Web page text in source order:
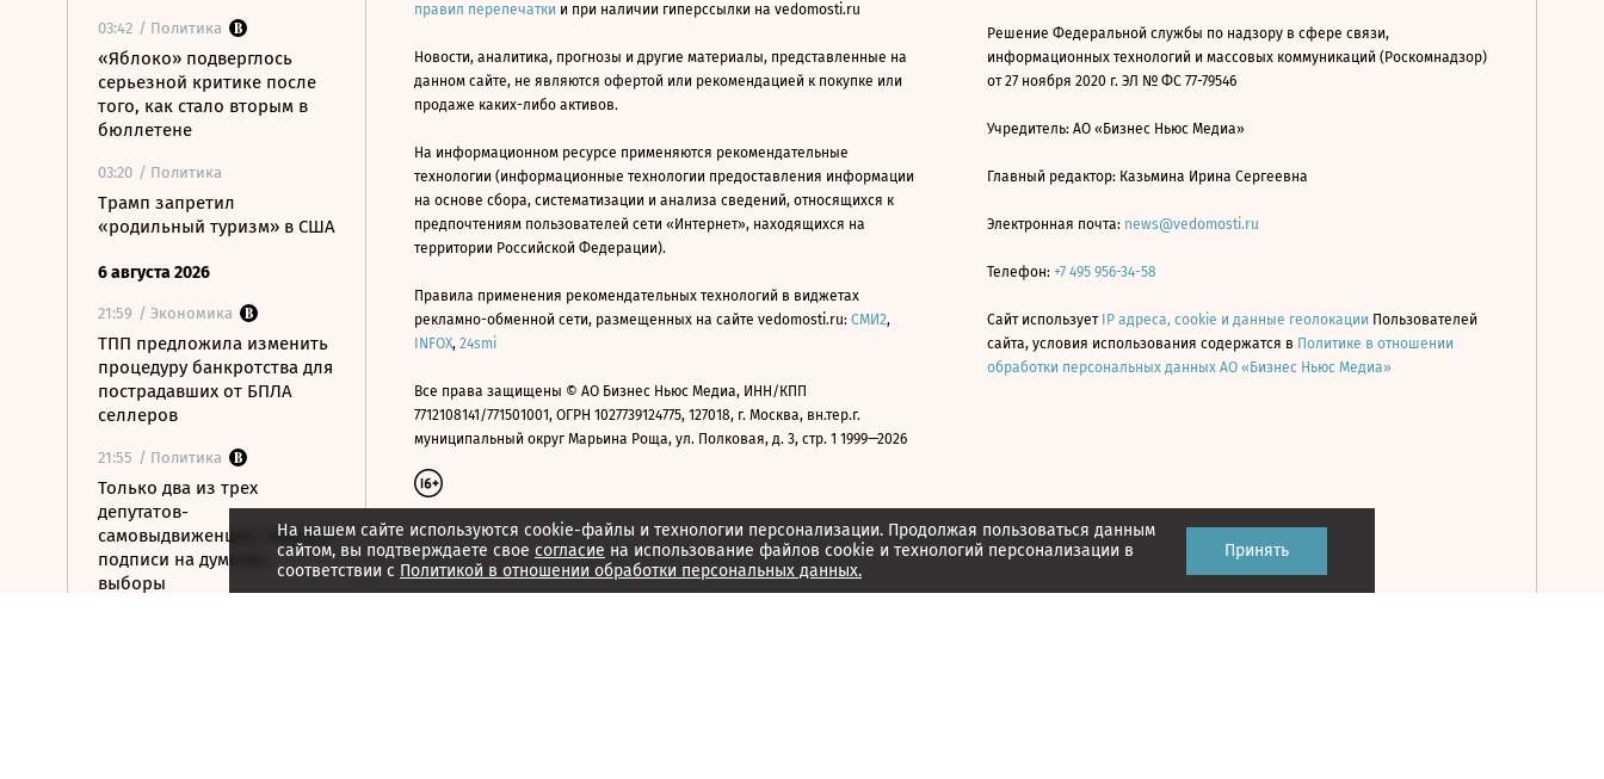
03:42 / Политика
«Яблоко» подверглось
серьезной критике после
того, как стало вторым в
бюллетене
03:20 / Политика
Трамп запретил
«родильный туризм» в США
6 августа 2026
21:59 / Экономика
ТПП предложила изменить
процедуру банкротства для
пострадавших от БПЛА
селлеров
21:55 / Политика
Только два из трех
депутатов-
самовыдвиженцев собрали
подписи на думские
выборы
На нашем сайте используются cookie-файлы и технологии персонализации. Продолжая пользоваться данным
сайтом, вы подтверждаете свое согласие на использование файлов cookie и технологий персонализации в
соответствии с Политикой в отношении обработки персональных данных.
Принять
правил перепечатки и при наличии гиперссылки на vedomosti.ru
Новости, аналитика, прогнозы и другие материалы, представленные на
данном сайте, не являются офертой или рекомендацией к покупке или
продаже каких-либо активов.
На информационном ресурсе применяются рекомендательные
технологии (информационные технологии предоставления информации
на основе сбора, систематизации и анализа сведений, относящихся к
предпочтениям пользователей сети «Интернет», находящихся на
территории Российской Федерации).
Правила применения рекомендательных технологий в виджетах
рекламно-обменной сети, размещенных на сайте vedomosti.ru: СМИ2,
INFOX, 24smi
Все права защищены © АО Бизнес Ньюс Медиа, ИНН/КПП
7712108141/771501001, ОГРН 1027739124775, 127018, г. Москва, вн.тер.г.
муниципальный округ Марьина Роща, ул. Полковая, д. 3, стр. 1 1999—2026
Решение Федеральной службы по надзору в сфере связи,
информационных технологий и массовых коммуникаций (Роскомнадзор)
от 27 ноября 2020 г. ЭЛ № ФС 77-79546
Учредитель: АО «Бизнес Ньюс Медиа»
Главный редактор: Казьмина Ирина Сергеевна
Электронная почта: news@vedomosti.ru
Телефон: +7 495 956-34-58
Сайт использует IP адреса, cookie и данные геолокации Пользователей
сайта, условия использования содержатся в Политике в отношении
обработки персональных данных АО «Бизнес Ньюс Медиа»